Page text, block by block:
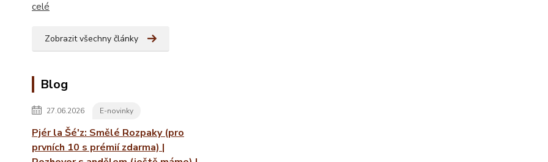
celé
Zobrazit všechny články
Blog
27.06.2026 E-novinky
Pjér la Šé'z: Smělé Rozpaky (pro
prvních 10 s prémií zdarma) |